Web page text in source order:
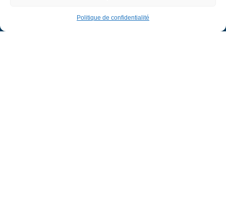
Politique de confidentialité